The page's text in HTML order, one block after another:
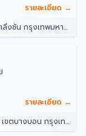
รายละเอียด →
งเทพมหานคร 10170
รายละเอียด →
กรุงเทพมหานคร 10150